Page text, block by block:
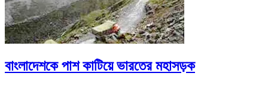
বাংলাদেশকে পাশ কাটিয়ে ভারতের মহাসড়ক